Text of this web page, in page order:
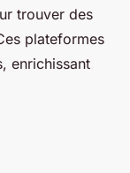
trouver des
plateformes
enrichissant